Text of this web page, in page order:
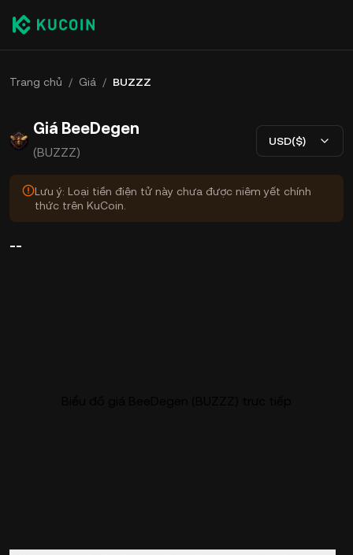
Trang chủ / Giá / BUZZZ
Giá BeeDegen
(BUZZZ)
USD($)
Lưu ý: Loại tiền điện tử này chưa được niêm yết chính
thức trên KuCoin.
--